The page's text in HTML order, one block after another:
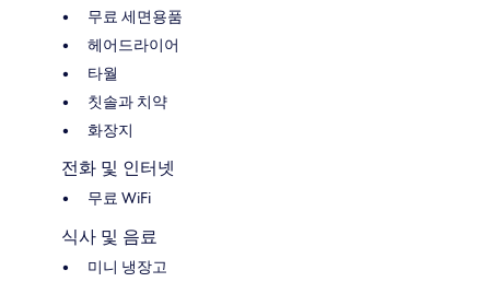
무료 세면용품
헤어드라이어
타월
칫솔과 치약
화장지
전화 및 인터넷
무료 WiFi
식사 및 음료
미니 냉장고